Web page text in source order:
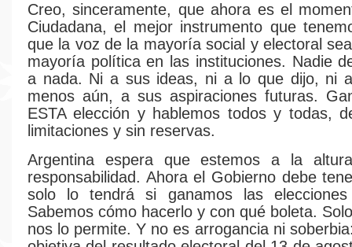
Creo, sinceramente, que ahora es el
Ciudadana, el mejor instrumento que
que la voz de la mayoría social y electoral
mayoría política en las instituciones. Nadie
a nada. Ni a sus ideas, ni a lo que dijo, ni
menos aún, a sus aspiraciones futuras.
ESTA elección y hablemos todos y todas,
limitaciones y sin reservas.
Argentina espera que estemos a la
responsabilidad. Ahora el Gobierno debe
solo lo tendrá si ganamos las
Sabemos cómo hacerlo y con qué boleta.
nos lo permite. Y no es arrogancia ni